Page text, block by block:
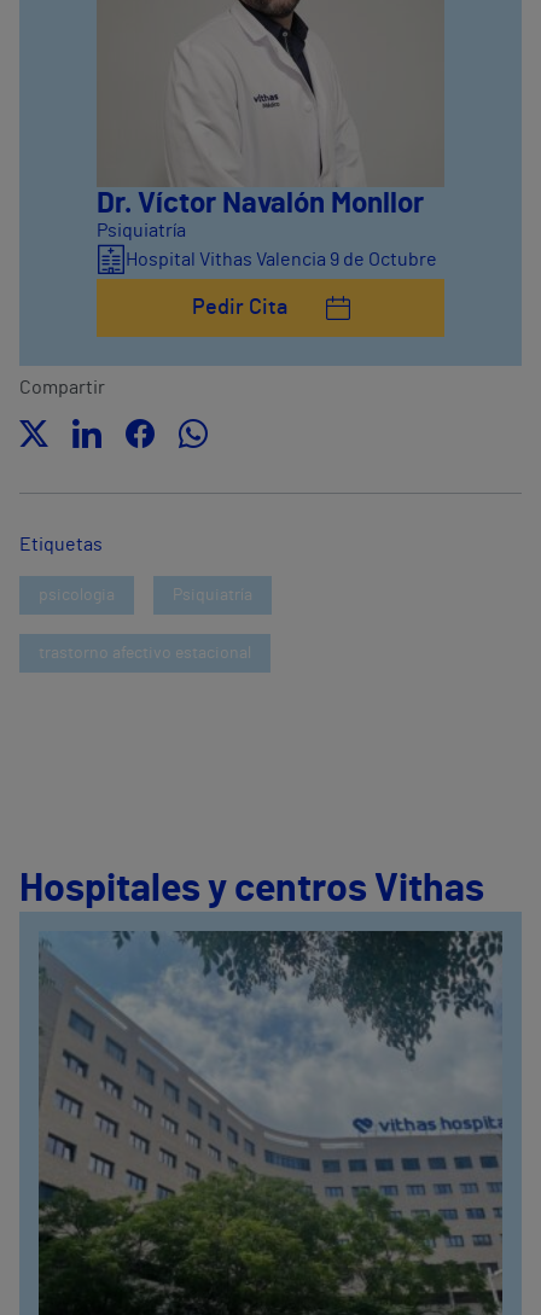
Dr. Víctor Navalón Monllor
Psiquiatría
Hospital Vithas Valencia 9 de Octubre
Pedir Cita
Compartir
Etiquetas
psicologia Psiquiatría
trastorno afectivo estacional
Hospitales y centros Vithas